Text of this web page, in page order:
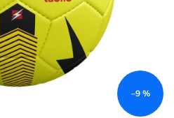
–9 %